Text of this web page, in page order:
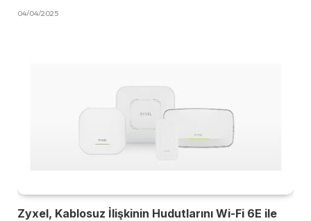
04/04/2025
Zyxel, Kablosuz İlişkinin Hudutlarını Wi-Fi 6E ile